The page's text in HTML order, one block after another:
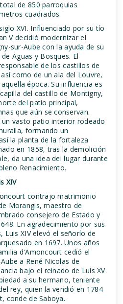
de 850 parroquias
cuadrados.
XVI. Influenciado por su tío
V decidió modernizar el
sur-Aube con la ayuda de su
Aguas y Bosques. El
de los castillos de
como de un ala del Louvre,
época. Su influencia es
del castillo de Montigny,
del patio principal,
que aún se conservan.
vasto patio interior rodeado
formando un
la planta de la fortaleza
en 1858, tras la demolición
da una idea del lugar durante
Renacimiento.
XIV
contrajo matrimonio
Morangis, maestro de
consejero de Estado y
En agradecimiento por sus
Luis XIV elevó el señorío de
en 1697. Unos años
d'Amoncourt cedió el
a René Nicolas de
bajo el reinado de Luis XV.
a su hermano, teniente
rey, quien la vendió en 1784
conde de Saboya.